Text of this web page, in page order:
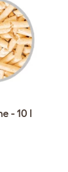
- 10 l